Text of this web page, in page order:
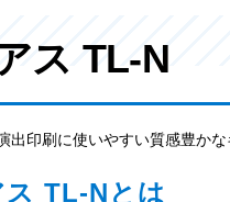
ス TL-N
出印刷に使いやすい質感豊か
TL-Nとは